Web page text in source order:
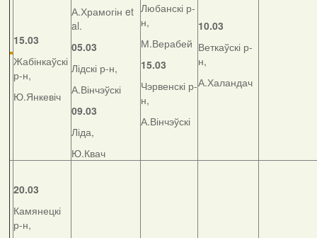
15.03
Жабінкаўскі
р-н,
Ю.Янкевіч
А.Храмогін et
al.
05.03
Лідскі р-н,
А.Вінчэўскі
09.03
Ліда,
Ю.Квач
Любанскі р-
н,
М.Верабей
15.03
Чэрвенскі р-
н,
А.Вінчэўскі
10.03
Веткаўскі р-
н,
А.Халандач
20.03
Камянецкі
р-н,